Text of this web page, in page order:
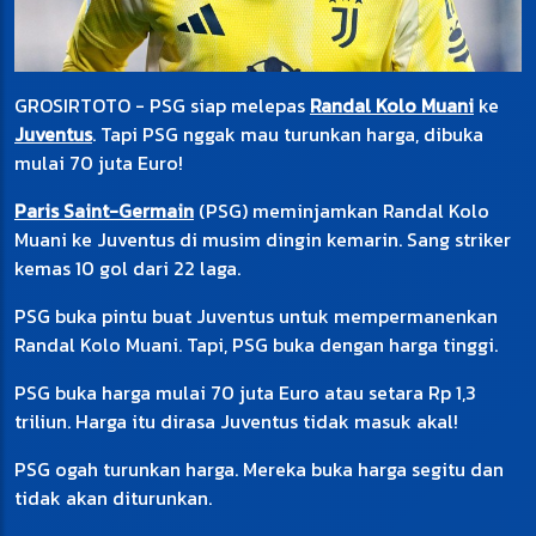
GROSIRTOTO - PSG siap melepas Randal Kolo Muani ke
Juventus. Tapi PSG nggak mau turunkan harga, dibuka
mulai 70 juta Euro!
Paris Saint-Germain (PSG) meminjamkan Randal Kolo
Muani ke Juventus di musim dingin kemarin. Sang striker
kemas 10 gol dari 22 laga.
PSG buka pintu buat Juventus untuk mempermanenkan
Randal Kolo Muani. Tapi, PSG buka dengan harga tinggi.
PSG buka harga mulai 70 juta Euro atau setara Rp 1,3
triliun. Harga itu dirasa Juventus tidak masuk akal!
PSG ogah turunkan harga. Mereka buka harga segitu dan
tidak akan diturunkan.